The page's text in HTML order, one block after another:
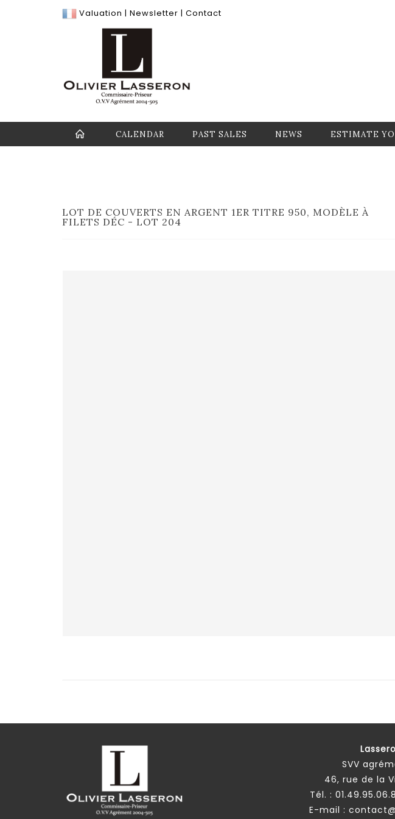
Valuation | Newsletter | Contact
CALENDAR PAST SALES NEWS ESTIMATE
LOT DE COUVERTS EN ARGENT 1ER TITRE 950, MODÈLE À
FILETS DÉC - LOT 204
SVV
46, rue de la
Tél. :
E-mail :